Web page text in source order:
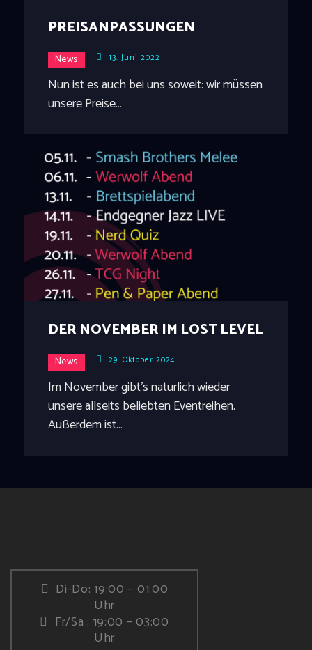
PREISANPASSUNGEN
News 13. Juni 2022
Nun ist es auch bei uns soweit: wir müssen
unsere Preise…
DER NOVEMBER IM LOST LEVEL
News 29. Oktober 2024
Im November gibt's natürlich wieder
unsere allseits beliebten Eventreihen.
Außerdem ist…
Di-Do: 19:00 – 01:00
Uhr
Fr/Sa : 19:00 – 03:00
Uhr